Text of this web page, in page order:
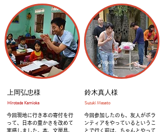
Personal
上岡弘忠様
​Hirotada Kamioka
今回現地に行き本の寄付を行
って、日本の豊かさを改めて
実感しました。 本、文房具、
Personal
鈴木真人様
​Suzuki Masato
今回参加したのも、友人がボラ
ンティアをやっているというこ
とで行く前は、ちゃんとやって